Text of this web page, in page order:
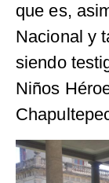
que es,
Nacional y
siendo
Niños